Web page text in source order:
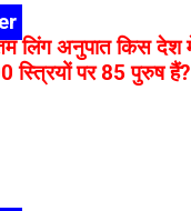
लिंग अनुपात किस देश
स्त्रियों पर 85 पुरुष हैं?